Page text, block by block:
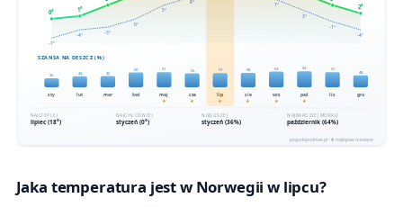
Jaka temperatura jest w Norwegii w lipcu?